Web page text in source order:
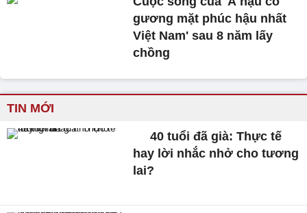
gương mặt phúc hậu nhất
Việt Nam' sau 8 năm lấy
chồng
TIN MỚI
40 tuổi đã già: Thực tế
hay lời nhắc nhở cho tương
lai?